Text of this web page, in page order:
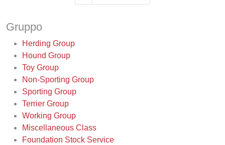
Gruppo
Herding Group
Hound Group
Toy Group
Non-Sporting Group
Sporting Group
Terrier Group
Working Group
Miscellaneous Class
Foundation Stock Service